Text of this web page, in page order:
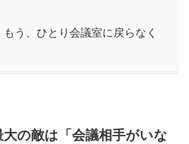
もう、ひとり会議室に戻らなく
の敵は「会議相手がいな